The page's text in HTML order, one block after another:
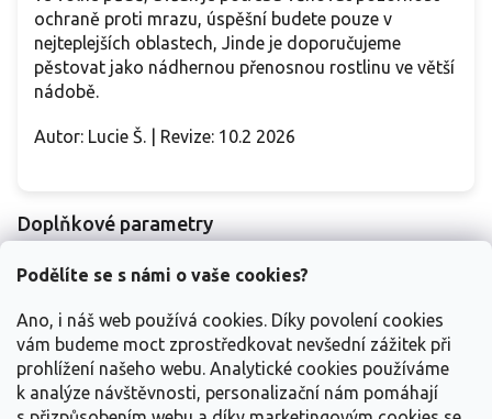
Podělíte se s námi o vaše cookies?
Ano, i náš web používá cookies. Díky povolení cookies
vám budeme moct zprostředkovat nevšední zážitek při
prohlížení našeho webu. Analytické cookies používáme
k analýze návštěvnosti, personalizační nám pomáhají
ochraně proti mrazu, úspěšní budete pouze v
nejteplejších oblastech, Jinde je doporučujeme
pěstovat jako nádhernou přenosnou rostlinu ve větší
nádobě.
Autor: Lucie Š. | Revize: 10.2 2026
Doplňkové parametry
Kategorie
Bylinky a koření, léčivky
Výška:
140-160,160-180, 180-200, 200 a více
250-300
Barva květu:
Žlutá
Barva listu:
Zelená